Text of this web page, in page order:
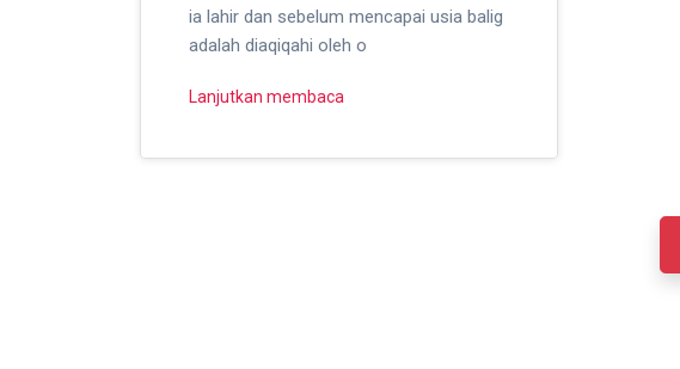
ia lahir dan sebelum mencapai usia balig
adalah diaqiqahi oleh o
Lanjutkan membaca